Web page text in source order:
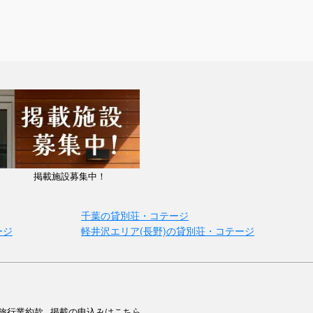
掲載施設募集中！
千葉の貸別荘・コテージ
軽井沢エリア(長野)の貸別荘・コテージ